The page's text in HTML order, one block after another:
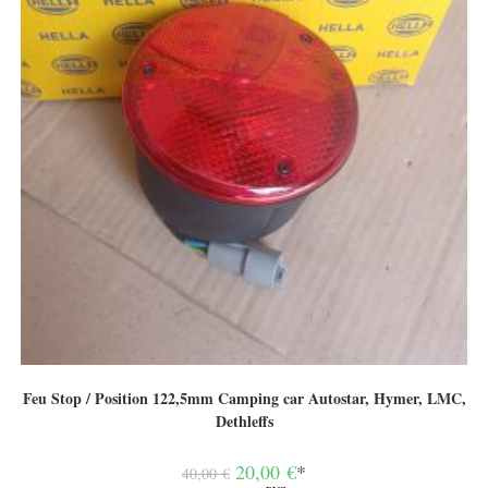
Feu Stop / Position 122,5mm Camping car Autostar, Hymer, LMC,
Dethleffs
40,00€ Le
prix
20,00 €*